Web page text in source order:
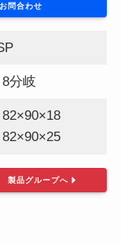
問合わせ
分岐
製品グループへ